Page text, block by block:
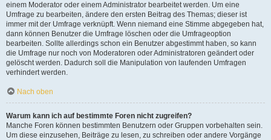
einem Moderator oder einem Administrator bearbeitet werden. Um eine
Umfrage zu bearbeiten, ändere den ersten Beitrag des Themas; dieser ist
immer mit der Umfrage verknüpft. Wenn niemand eine Stimme abgegeben hat,
dann können Benutzer die Umfrage löschen oder die Umfrageoption
bearbeiten. Sollte allerdings schon ein Benutzer abgestimmt haben, so kann
die Umfrage nur noch von Moderatoren oder Administratoren geändert oder
gelöscht werden. Dadurch soll die Manipulation von laufenden Umfragen
verhindert werden.
Nach oben
Warum kann ich auf bestimmte Foren nicht zugreifen?
Manche Foren können bestimmten Benutzern oder Gruppen vorbehalten sein.
Um diese einzusehen, Beiträge zu lesen, zu schreiben oder andere Vorgänge